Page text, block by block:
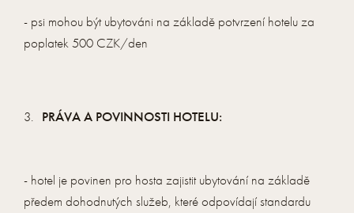
- psi mohou být ubytováni na základě potvrzení hotelu za
poplatek 500 CZK/den
PRÁVA A POVINNOSTI HOTELU:
- hotel je povinen pro hosta zajistit ubytování na základě
předem dohodnutých služeb, které odpovídají standardu